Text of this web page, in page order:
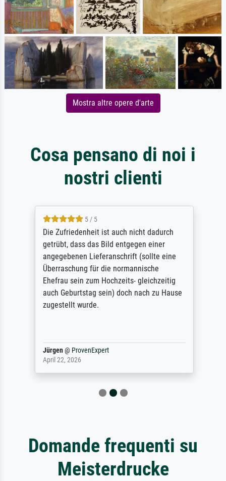
Mostra altre opere d'arte
Cosa pensano di noi i
nostri clienti
5 / 5
Die Zufriedenheit ist auch nicht dadurch
getrübt, dass das Bild entgegen einer
angegebenen Lieferanschrift (sollte eine
Überraschung für die normannische
Ehefrau sein zum Hochzeits- gleichzeitig
auch Geburtstag sein) doch nach zu Hause
zugestellt wurde.
Jürgen@ ProvenExpert
April 22, 2026
Domande frequenti su
Meisterdrucke